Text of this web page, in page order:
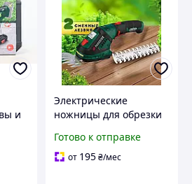
и
Электрические
ножницы для обрезки
Электротриммер-
кусторез (2в1,
Готово к отправке
от 195₴/мес